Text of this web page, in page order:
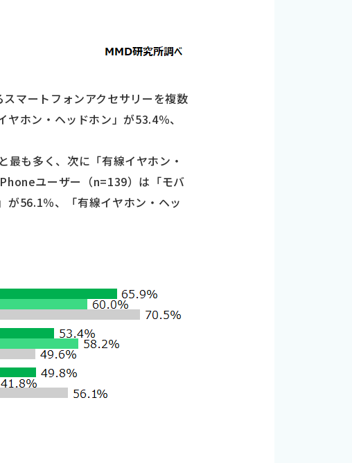
マートフォンアクセサリーを複数
ホン・ヘッドホン」が53.4％、
も多く、次に「有線イヤホン・
ユーザー（n=139）は「モバ
が56.1％、「有線イヤホン・ヘッ